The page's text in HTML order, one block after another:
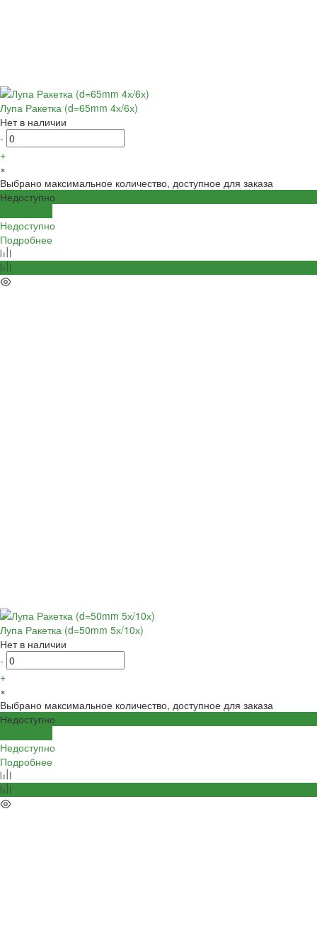
Лупа Ракетка (d=65mm 4х/6х)
Нет в наличии
-
+
×
Выбрано максимальное количество, доступное для заказа
Недоступно
Недоступно
Подробнее
Лупа Ракетка (d=50mm 5х/10х)
Нет в наличии
-
+
×
Выбрано максимальное количество, доступное для заказа
Недоступно
Недоступно
Подробнее